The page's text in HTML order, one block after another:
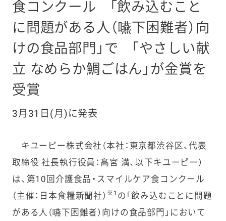
食コンクール
「飲み込むこと
に問題がある人（嚥下困難者）向
けの食品部門」で
「やさしい献
立 なめらか鯛ごはん」が金賞を
受賞
3月31日(月)に発表
キユーピー株式会社（本社：東京都渋谷区、代表
取締役 社長執行役員：髙宮 満、以下キユーピー）
は、第10回介護食品・スマイルケア食コンクール
（主催：日本食糧新聞社） ※1 の「飲み込むことに問題
がある人（嚥下困難者）向けの食品部門」において